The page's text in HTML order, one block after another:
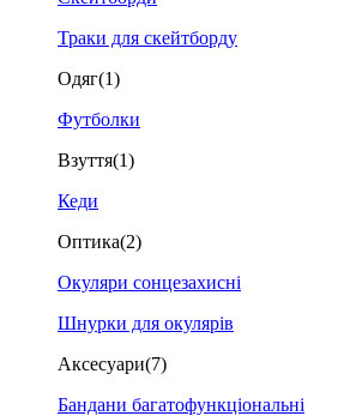
Траки для скейтборду
Одяг(1)
Футболки
Взуття(1)
Кеди
Оптика(2)
Окуляри сонцезахисні
Шнурки для окулярів
Аксесуари(7)
Бандани багатофункціональні